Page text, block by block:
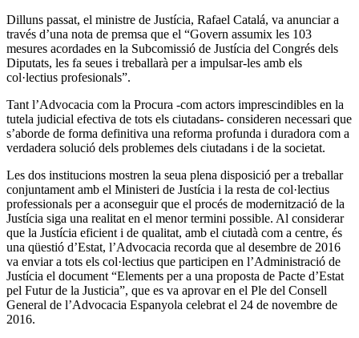
Dilluns passat, el ministre de Justícia, Rafael Catalá, va anunciar a
través d’una nota de premsa que el “Govern assumix les 103
mesures acordades en la Subcomissió de Justícia del Congrés dels
Diputats, les fa seues i treballarà per a impulsar-les amb els
col·lectius profesionals”.
Tant l’Advocacia com la Procura -com actors imprescindibles en la
tutela judicial efectiva de tots els ciutadans- consideren necessari que
s’aborde de forma definitiva una reforma profunda i duradora com a
verdadera solució dels problemes dels ciutadans i de la societat.
Les dos institucions mostren la seua plena disposició per a treballar
conjuntament amb el Ministeri de Justícia i la resta de col·lectius
professionals per a aconseguir que el procés de modernització de la
Justícia siga una realitat en el menor termini possible. Al considerar
que la Justícia eficient i de qualitat, amb el ciutadà com a centre, és
una qüestió d’Estat, l’Advocacia recorda que al desembre de 2016
va enviar a tots els col·lectius que participen en l’Administració de
Justícia el document “Elements per a una proposta de Pacte d’Estat
pel Futur de la Justicia”, que es va aprovar en el Ple del Consell
General de l’Advocacia Espanyola celebrat el 24 de novembre de
2016.